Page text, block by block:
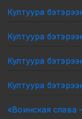
Култуура
Култуура
Култуура
Култуура
«Воинская слава